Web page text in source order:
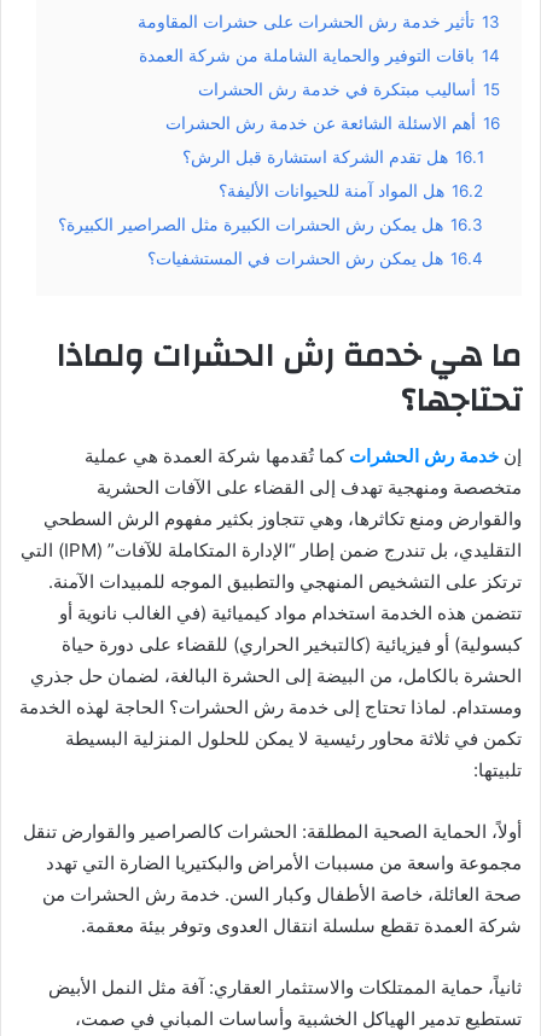
13 تأثير خدمة رش الحشرات على حشرات المقاومة
14 باقات التوفير والحماية الشاملة من شركة العمدة
15 أساليب مبتكرة في خدمة رش الحشرات
16 أهم الاسئلة الشائعة عن خدمة رش الحشرات
16.1 هل تقدم الشركة استشارة قبل الرش؟
16.2 هل المواد آمنة للحيوانات الأليفة؟
16.3 هل يمكن رش الحشرات الكبيرة مثل الصراصير الكبيرة؟
16.4 هل يمكن رش الحشرات في المستشفيات؟
ما هي خدمة رش الحشرات ولماذا
تحتاجها؟
إن خدمة رش الحشرات كما تُقدمها شركة العمدة هي عملية
متخصصة ومنهجية تهدف إلى القضاء على الآفات الحشرية
والقوارض ومنع تكاثرها، وهي تتجاوز بكثير مفهوم الرش السطحي
التقليدي، بل تندرج ضمن إطار “الإدارة المتكاملة للآفات” (IPM) التي
ترتكز على التشخيص المنهجي والتطبيق الموجه للمبيدات الآمنة.
تتضمن هذه الخدمة استخدام مواد كيميائية (في الغالب نانوية أو
كبسولية) أو فيزيائية (كالتبخير الحراري) للقضاء على دورة حياة
الحشرة بالكامل، من البيضة إلى الحشرة البالغة، لضمان حل جذري
ومستدام. لماذا تحتاج إلى خدمة رش الحشرات؟ الحاجة لهذه الخدمة
تكمن في ثلاثة محاور رئيسية لا يمكن للحلول المنزلية البسيطة
تلبيتها:
أولاً، الحماية الصحية المطلقة: الحشرات كالصراصير والقوارض تنقل
مجموعة واسعة من مسببات الأمراض والبكتيريا الضارة التي تهدد
صحة العائلة، خاصة الأطفال وكبار السن. خدمة رش الحشرات من
شركة العمدة تقطع سلسلة انتقال العدوى وتوفر بيئة معقمة.
ثانياً، حماية الممتلكات والاستثمار العقاري: آفة مثل النمل الأبيض
تستطيع تدمير الهياكل الخشبية وأساسات المباني في صمت،